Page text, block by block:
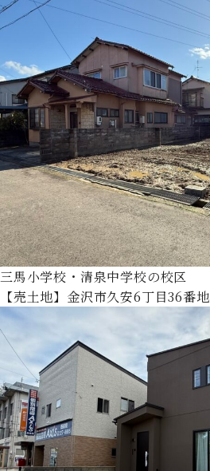
三馬小学校・清泉中学校の校区
【売土地】金沢市久安6丁目36番地